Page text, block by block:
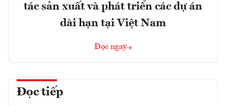
tác sản xuất và phát triển các dự án
dài hạn tại Việt Nam
Đọc ngay
Đọc tiếp